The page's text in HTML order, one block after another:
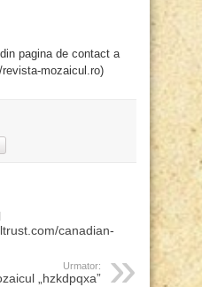
pagina de contact a
mozaicul.ro)
canadian-
Urmator:
„hzkdpqxa”